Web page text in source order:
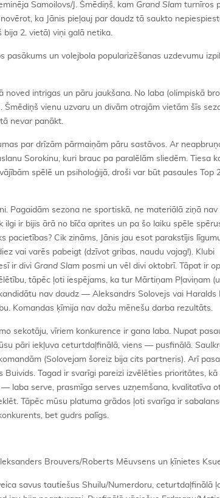
Samoilovs/J. Šmēdiņš, kam Grand Slam turnīros
ka Jānis pieļauj par daudz tā saukto
bija 2. vietā) viņi galā netika.
pasākums un volejbola popularizēšanas uzdevumu
noved intrigas un pāru jaukšana. No laba (olimpiskā
Šmēdiņš vienu uzvaru un divām otrajām vietām šīs
nevar panākt.
par drīzām pārmaiņām pāru sastāvos. Ar
Sorokinu, kuri brauc pa paralēlām sliedēm. Tiesa
spēlē un psiholoģijā, droši var būt pasaules Top
Pagaidām sezona ne sportiskā, ne materiālā ziņā nav
ir bijis ārā no bīča aprites un pa šo laiku spēle
pacietības? Cik zināms, Jānis jau esot parakstījis
vai varēs pabeigt (dzīvot gribas, naudu vajag!). Klubi
ir divi Grand Slam posmi un vēl divi oktobrī. Tāpat ir
tāpēc ļoti iespējams, ka tur Mārtiņam Pļaviņam
nav daudz — Aleksandrs Solovejs vai Haralds
Komandas ķīmija nav dažu mēnešu darba rezultāts.
sekotāju, vīriem konkurence ir gana laba. Nupat
pāri iekļuva ceturtdaļfinālā, viens — pusfinālā.
(Solovejam šoreiz bija cits partneris). Arī
Tagad ir svarīgi pareizi izvēlēties prioritātes,
laba serve, prasmīga serves uzņemšana, kvalitatīva
Tāpēc mūsu platuma grādos ļoti svarīga ir
bet gudrs palīgs.
Brouvers/Roberts Mēuvsens un ķīnietes
savus tautiešus Shuilu/Numerdoru, ceturtdaļfinālā